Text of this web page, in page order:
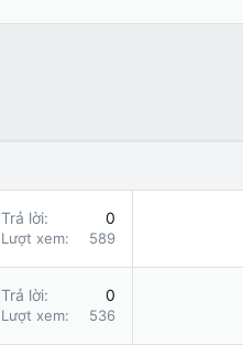
Trả lời 0
Lượt xem 589
Trả lời 0
Lượt xem 536